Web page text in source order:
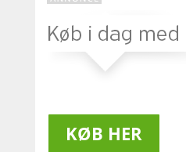
KØB HER